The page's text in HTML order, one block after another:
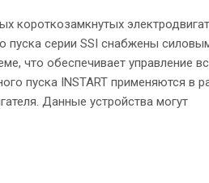
короткозамкнутых
пуска серии SSI снабжены
что обеспечивает управление
пуска INSTART применяются в
Данные устройства могут